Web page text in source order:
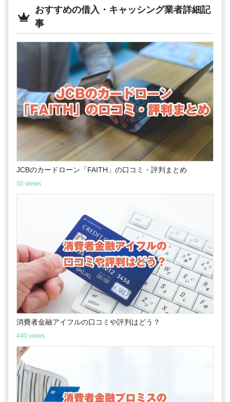
おすすめの借入・キャッシング業者詳細記
事
JCBのカードローン「FAITH」の口コミ・評判まとめ
50 views
消費者金融アイフルの口コミや評判はどう？
440 views